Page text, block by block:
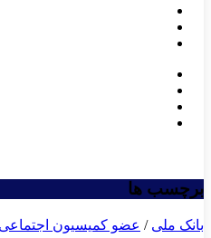
برچسب ها
بانک ملی / عضو کمیسیون